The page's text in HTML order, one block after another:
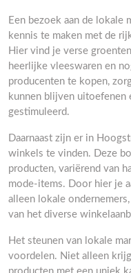
Een bezoek aan de lokale
kennis te maken met de
Hier vind je verse
heerlijke vleeswaren en
producenten te kopen,
kunnen blijven uitoefenen
gestimuleerd.
Daarnaast zijn er in
winkels te vinden. Deze
producten, variërend van
mode-items. Door hier je
alleen lokale
van het diverse
Het steunen van lokale
voordelen. Niet alleen